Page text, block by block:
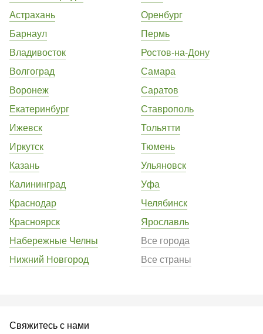
Астрахань
Барнаул
Владивосток
Волгоград
Воронеж
Екатеринбург
Ижевск
Иркутск
Казань
Калининград
Краснодар
Красноярск
Набережные Челны
Нижний Новгород
Оренбург
Пермь
Ростов-на-Дону
Самара
Саратов
Ставрополь
Тольятти
Тюмень
Ульяновск
Уфа
Челябинск
Ярославль
Все города
Все страны
Свяжитесь с нами